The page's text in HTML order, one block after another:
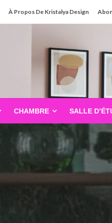
À Propos De Kristalya Design
CHAMBRE SALLE